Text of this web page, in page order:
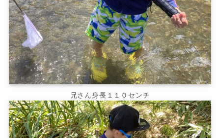
兄さん身長１１０センチ